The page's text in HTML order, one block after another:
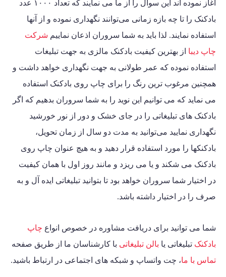
آغاز نموده اند این سوال را از ما می نمایند که تعداد ۱۰۰۰ عدد
بادکنک را تا چه بازه زمانی می‌توانند نگهداری نموده و از آنها
استفاده نمایند. لذا باید به شما سروران اذعان نماییم شرکت
چاپ دیبا از بهترین کیفیت بادکنک مالزی به جهت تبلیغات
استفاده نموده که عمر طولانی به جهت نگهداری خواهد داشت و
همچنین مرغوب ترین رنگ را برای چاپ روی بادکنک استفاده
می نماید که می توانیم این نوید را به شما سروران بدهیم که اگر
بادکنک های تبلیغاتی را در جای خشک و دور از نور خورشید
نگهداری نمایید می‌توانید به مدت دو سال از زمان تحویل،
بادکنکها را مورد استفاده قرار دهید و به هیچ عنوان چاپ روی
بادکنک می شکند و یا می ریزد و مانند روز اول با همان کیفیت
در اختیار شما سروران خواهد بود تا بتوانید تبلیغاتی ایده آل و به
صرف را در اختیار داشته باشد.
شما می توانید برای دریافت مشاوره در خصوص انواع چاپ
بادکنک تبلیغاتی یا بالن تبلیغاتی با کارشناسان ما از طریق صفحه
تماس با ما، چت واتساپ و شبکه های اجتماعی در ارتباط باشید.